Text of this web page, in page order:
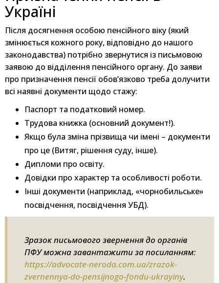
Україні
Після досягнення особою пенсійного віку (який
змінюється кожного року, відповідно до нашого
законодавства) потрібно звернутися із письмовою
заявою до відділення пенсійного органу. До заяви
про призначення пенсії обов’язково треба долучити
всі наявні документи щодо стажу:
Паспорт та податковий номер.
Трудова книжка (основний документ!).
Якщо була зміна прізвища чи імені – документи
про це (Витяг, рішення суду, інше).
Дипломи про освіту.
Довідки про характер та особливості роботи.
Інші документи (наприклад, «чорнобильське»
посвідчення, посвідчення УБД).
Зразок письмового звернення до органів
ПФУ можна завантажити за посиланням:
https://advocate-neroda.com.ua/zrazok-
zvernennya-do-pensijnogo-fondu-ukrayiny.